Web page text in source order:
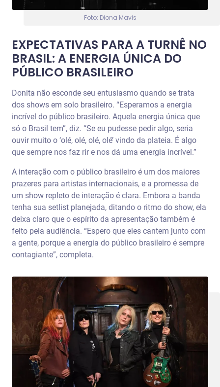
Foto: Diona Mavis
EXPECTATIVAS PARA A TURNÊ NO
BRASIL: A ENERGIA ÚNICA DO
PÚBLICO BRASILEIRO
Donita não esconde seu entusiasmo quando se trata
dos shows em solo brasileiro. “Esperamos a energia
incrível do público brasileiro. Aquela energia única que
só o Brasil tem”, diz. “Se eu pudesse pedir algo, seria
ouvir muito o ‘olé, olé, olé, olé’ vindo da plateia. É algo
que sempre nos faz rir e nos dá uma energia incrível.”
A interação com o público brasileiro é um dos maiores
prazeres para artistas internacionais, e a promessa de
um show repleto de interação é clara. Embora a banda
tenha sua setlist planejada, ditando o ritmo do show, ela
deixa claro que o espírito da apresentação também é
feito pela audiência. “Espero que eles cantem junto com
a gente, porque a energia do público brasileiro é sempre
contagiante”, completa.